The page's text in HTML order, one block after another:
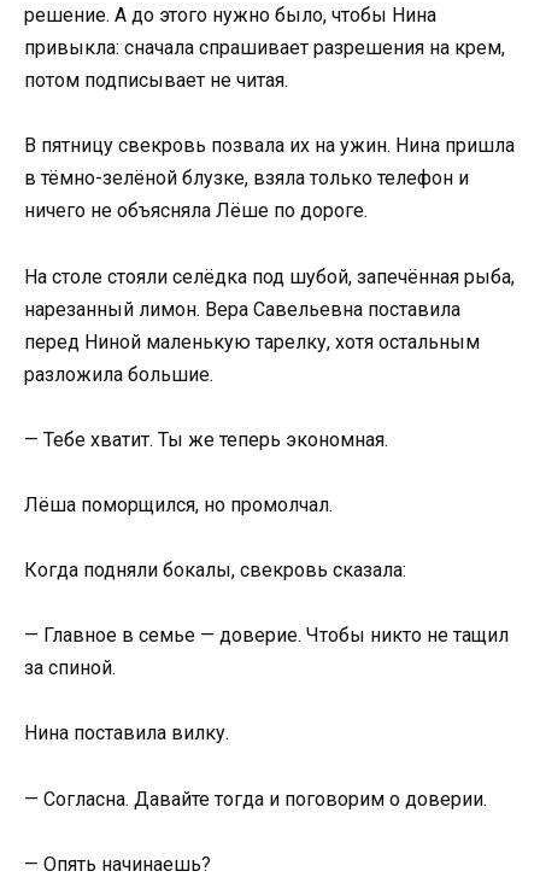
решение. А до этого нужно было, чтобы Нина
привыкла: сначала спрашивает разрешения на крем,
потом подписывает не читая.
В пятницу свекровь позвала их на ужин. Нина пришла
в тёмно-зелёной блузке, взяла только телефон и
ничего не объясняла Лёше по дороге.
На столе стояли селёдка под шубой, запечённая рыба,
нарезанный лимон. Вера Савельевна поставила
перед Ниной маленькую тарелку, хотя остальным
разложила большие.
— Тебе хватит. Ты же теперь экономная.
Лёша поморщился, но промолчал.
Когда подняли бокалы, свекровь сказала:
— Главное в семье — доверие. Чтобы никто не тащил
за спиной.
Нина поставила вилку.
— Согласна. Давайте тогда и поговорим о доверии.
— Опять начинаешь?